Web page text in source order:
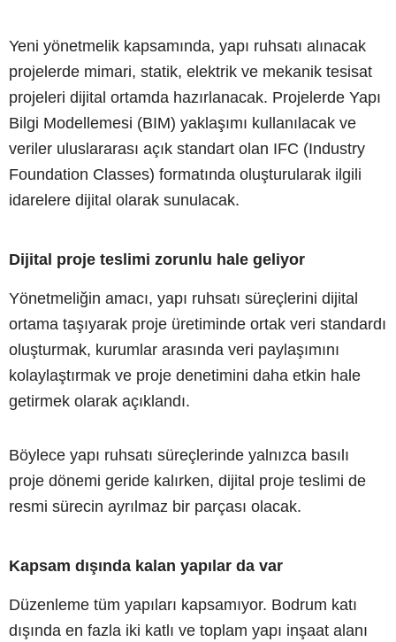
Yeni yönetmelik kapsamında, yapı ruhsatı alınacak
projelerde mimari, statik, elektrik ve mekanik tesisat
projeleri dijital ortamda hazırlanacak. Projelerde Yapı
Bilgi Modellemesi (BIM) yaklaşımı kullanılacak ve
veriler uluslararası açık standart olan IFC (Industry
Foundation Classes) formatında oluşturularak ilgili
idarelere dijital olarak sunulacak.
Dijital proje teslimi zorunlu hale geliyor
Yönetmeliğin amacı, yapı ruhsatı süreçlerini dijital
ortama taşıyarak proje üretiminde ortak veri standardı
oluşturmak, kurumlar arasında veri paylaşımını
kolaylaştırmak ve proje denetimini daha etkin hale
getirmek olarak açıklandı.
Böylece yapı ruhsatı süreçlerinde yalnızca basılı
proje dönemi geride kalırken, dijital proje teslimi de
resmi sürecin ayrılmaz bir parçası olacak.
Kapsam dışında kalan yapılar da var
Düzenleme tüm yapıları kapsamıyor. Bodrum katı
dışında en fazla iki katlı ve toplam yapı inşaat alanı